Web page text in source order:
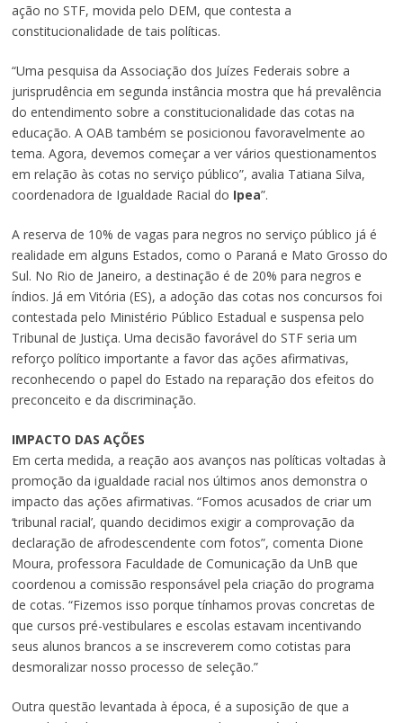
ação no STF, movida pelo DEM, que contesta a
constitucionalidade de tais políticas.
“Uma pesquisa da Associação dos Juízes Federais sobre a
jurisprudência em segunda instância mostra que há prevalência
do entendimento sobre a constitucionalidade das cotas na
educação. A OAB também se posicionou favoravelmente ao
tema. Agora, devemos começar a ver vários questionamentos
em relação às cotas no serviço público”, avalia Tatiana Silva,
coordenadora de Igualdade Racial do Ipea”.
A reserva de 10% de vagas para negros no serviço público já é
realidade em alguns Estados, como o Paraná e Mato Grosso do
Sul. No Rio de Janeiro, a destinação é de 20% para negros e
índios. Já em Vitória (ES), a adoção das cotas nos concursos foi
contestada pelo Ministério Público Estadual e suspensa pelo
Tribunal de Justiça. Uma decisão favorável do STF seria um
reforço político importante a favor das ações afirmativas,
reconhecendo o papel do Estado na reparação dos efeitos do
preconceito e da discriminação.
IMPACTO DAS AÇÕES
Em certa medida, a reação aos avanços nas políticas voltadas à
promoção da igualdade racial nos últimos anos demonstra o
impacto das ações afirmativas. “Fomos acusados de criar um
‘tribunal racial’, quando decidimos exigir a comprovação da
declaração de afrodescendente com fotos”, comenta Dione
Moura, professora Faculdade de Comunicação da UnB que
coordenou a comissão responsável pela criação do programa
de cotas. “Fizemos isso porque tínhamos provas concretas de
que cursos pré-vestibulares e escolas estavam incentivando
seus alunos brancos a se inscreverem como cotistas para
desmoralizar nosso processo de seleção.”
Outra questão levantada à época, é a suposição de que a